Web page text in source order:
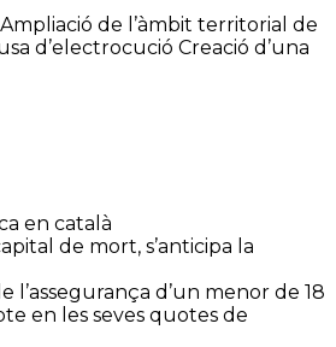
de l’àmbit territorial de
d’electrocució Creació d’una
en català
de mort, s’anticipa la
d’un menor de 18
en les seves quotes de